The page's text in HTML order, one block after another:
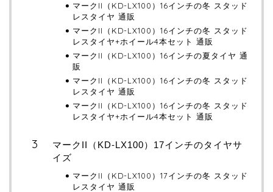
マークII（KD-LX100）16インチの冬 スタッド
レスタイヤ 通販
マークII（KD-LX100）16インチの冬 スタッド
レスタイヤ+ホイール4本セット 通販
マークII（KD-LX100）16インチの夏タイヤ 通
販
マークII（KD-LX100）16インチの冬 スタッド
レスタイヤ 通販
マークII（KD-LX100）16インチの冬 スタッド
レスタイヤ+ホイール4本セット 通販
マークII（KD-LX100）17インチのタイヤサ
イズ
マークII（KD-LX100）17インチの冬 スタッド
レスタイヤ 通販